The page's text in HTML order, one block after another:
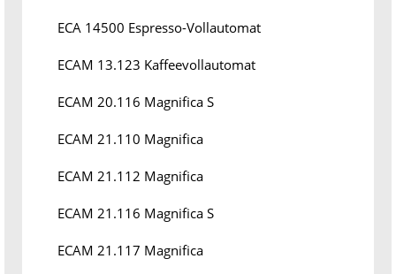
ECA 14500 Espresso-Vollautomat
ECAM 13.123 Kaffeevollautomat
ECAM 20.116 Magnifica S
ECAM 21.110 Magnifica
ECAM 21.112 Magnifica
ECAM 21.116 Magnifica S
ECAM 21.117 Magnifica